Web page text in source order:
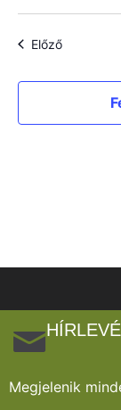
ElőzőEsemények
Megjelenik